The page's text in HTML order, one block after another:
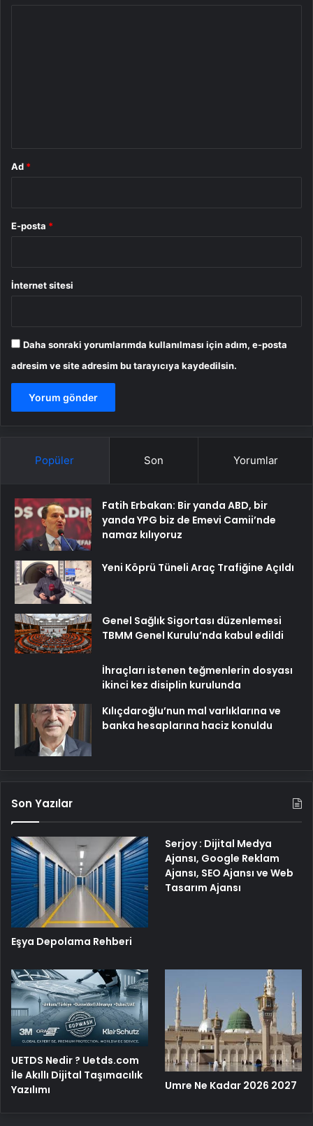
Ad *
E-posta *
İnternet sitesi
Daha sonraki yorumlarımda kullanılması için adım, e-posta
adresim ve site adresim bu tarayıcıya kaydedilsin.
Popüler Son Yorumlar
Fatih Erbakan: Bir yanda ABD, bir
yanda YPG biz de Emevi Camii’nde
namaz kılıyoruz
Yeni Köprü Tüneli Araç Trafiğine Açıldı
Genel Sağlık Sigortası düzenlemesi
TBMM Genel Kurulu’nda kabul edildi
İhraçları istenen teğmenlerin dosyası
ikinci kez disiplin kurulunda
Kılıçdaroğlu’nun mal varlıklarına ve
banka hesaplarına haciz konuldu
Son Yazılar
Eşya Depolama Rehberi
Serjoy : Dijital Medya
Ajansı, Google Reklam
Ajansı, SEO Ajansı ve Web
Tasarım Ajansı
UETDS Nedir ? Uetds.com
İle Akıllı Dijital Taşımacılık
Yazılımı
Umre Ne Kadar 2026 2027